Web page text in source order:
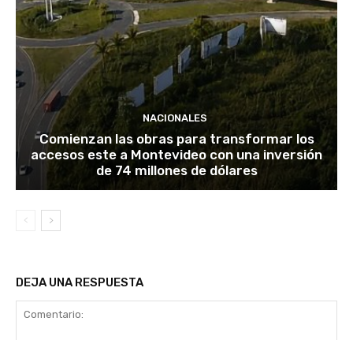
NACIONALES
Comienzan las obras para transformar los
accesos este a Montevideo con una inversión
de 74 millones de dólares
DEJA UNA RESPUESTA